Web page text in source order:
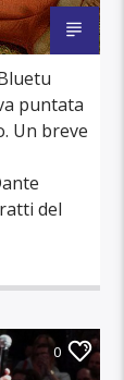
puntata
Un breve
del
0